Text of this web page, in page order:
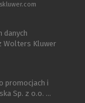
danych
Wolters Kluwer
promocjach i
Sp. z o.o. ...